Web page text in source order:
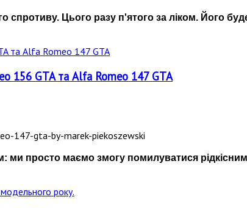
спротиву. Цього разу п'ятого за ліком. Його
156 GTA та Alfa Romeo 147 GTA
ми просто маємо змогу помилуватися